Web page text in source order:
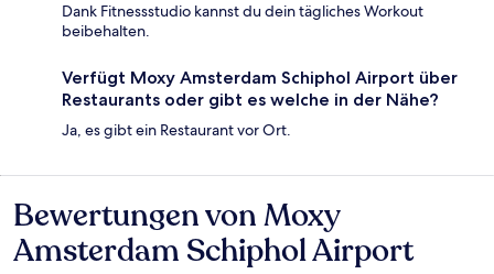
Dank Fitnessstudio kannst du dein tägliches Workout
beibehalten.
Verfügt Moxy Amsterdam Schiphol Airport über
Restaurants oder gibt es welche in der Nähe?
Ja, es gibt ein Restaurant vor Ort.
Bewertungen
Bewertungen von Moxy
Amsterdam Schiphol Airport